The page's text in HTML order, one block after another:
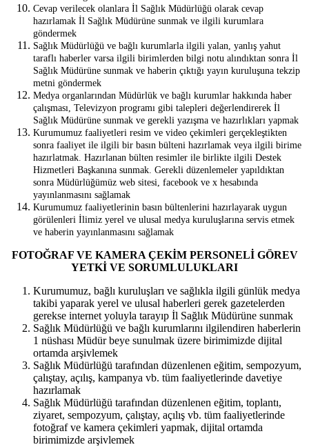
Cevap verilecek olanlara İl Sağlık Müdürlüğü olarak cevap
hazırlamak İl Sağlık Müdürüne sunmak ve ilgili kurumlara
göndermek
Sağlık Müdürlüğü ve bağlı kurumlarla ilgili yalan, yanlış yahut
taraflı haberler varsa ilgili birimlerden bilgi notu alındıktan sonra İl
Sağlık Müdürüne sunmak ve haberin çıktığı yayın kuruluşuna tekzip
metni göndermek
Medya organlarından Müdürlük ve bağlı kurumlar hakkında haber
çalışması, Televizyon programı gibi talepleri değerlendirerek İl
Sağlık Müdürüne sunmak ve gerekli yazışma ve hazırlıkları yapmak
Kurumumuz faaliyetleri resim ve video çekimleri gerçekleştikten
sonra faaliyet ile ilgili bir basın bülteni hazırlamak veya ilgili birime
hazırlatmak. Hazırlanan bülten resimler ile birlikte ilgili Destek
Hizmetleri Başkanına sunmak. Gerekli düzenlemeler yapıldıktan
sonra Müdürlüğümüz web sitesi, facebook ve x hesabında
yayınlanmasını sağlamak
Kurumumuz faaliyetlerinin basın bültenlerini hazırlayarak uygun
görülenleri İlimiz yerel ve ulusal medya kuruluşlarına servis etmek
ve haberin yayınlanmasını sağlamak
FOTOĞRAF VE KAMERA ÇEKİM PERSONELİ GÖREV
YETKİ VE SORUMLULUKLARI
Kurumumuz, bağlı kuruluşları ve sağlıkla ilgili günlük medya
takibi yaparak yerel ve ulusal haberleri gerek gazetelerden
gerekse internet yoluyla tarayıp İl Sağlık Müdürüne sunmak
Sağlık Müdürlüğü ve bağlı kurumlarını ilgilendiren haberlerin
1 nüshası Müdür beye sunulmak üzere birimimizde dijital
ortamda arşivlemek
Sağlık Müdürlüğü tarafından düzenlenen eğitim, sempozyum,
çalıştay, açılış, kampanya vb. tüm faaliyetlerinde davetiye
hazırlamak
Sağlık Müdürlüğü tarafından düzenlenen eğitim, toplantı,
ziyaret, sempozyum, çalıştay, açılış vb. tüm faaliyetlerinde
fotoğraf ve kamera çekimleri yapmak, dijital ortamda
birimimizde arşivlemek